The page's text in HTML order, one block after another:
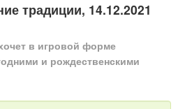
традиции, 14.12.2021
в игровой форме
и рождественскими